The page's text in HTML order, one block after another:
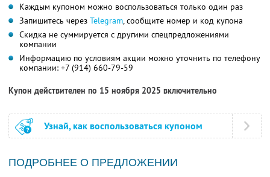
Каждым купоном можно воспользоваться только один раз
Запишитесь через Telegram, сообщите номер и код купона
Скидка не суммируется с другими спецпредложениями
компании
Информацию по условиям акции можно уточнить по телефону
компании: +7 (914) 660-79-59
Купон действителен по 15 ноября 2025 включительно
Узнай, как воспользоваться купоном
ПОДРОБНЕЕ О ПРЕДЛОЖЕНИИ